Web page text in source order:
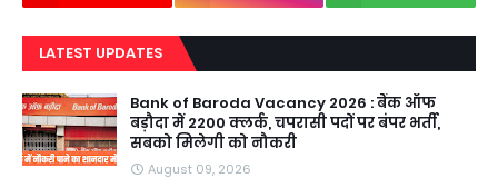
LATEST UPDATES
Bank of Baroda Vacancy 2026 : बैंक ऑफ
बड़ौदा में 2200 क्लर्क, चपरासी पदों पर बंपर भर्ती,
सबको मिलेगी को नौकरी
August 09, 2026